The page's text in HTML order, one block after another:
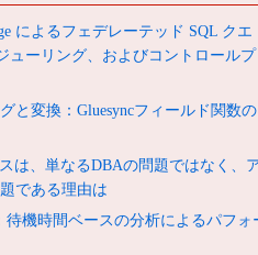
によるフェデレーテッド SQL クエ
ューリング、およびコントロール
と変換：Gluesyncフィールド関数の
は、単なるDBAの問題ではなく、
である理由は
待機時間ベースの分析によるパフォ